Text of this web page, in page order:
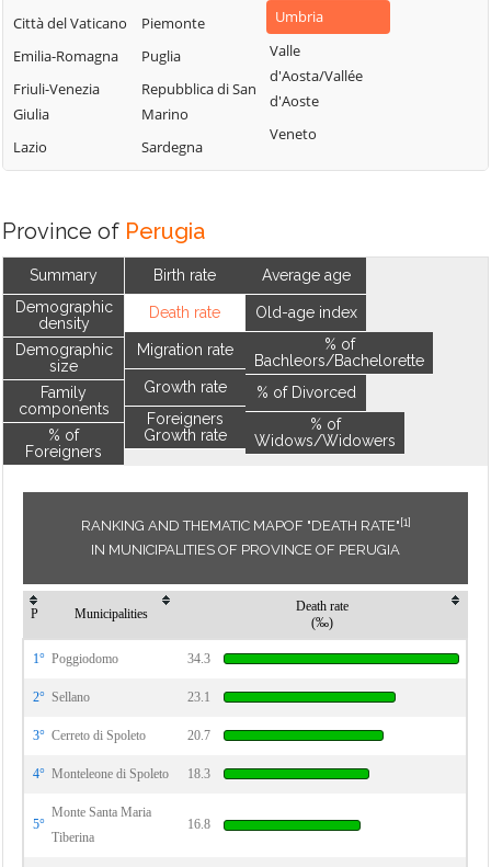
Città del Vaticano
Emilia-Romagna
Friuli-Venezia
Giulia
Lazio
Piemonte
Puglia
Repubblica di San
Marino
Sardegna
Umbria
Valle
d'Aosta/Vallée
d'Aoste
Veneto
Province of Perugia
Summary
Demographic
density
Demographic
size
Family
components
% of
Foreigners
Birth rate
Death rate
Migration rate
Growth rate
Foreigners
Growth rate
Average age
Old-age index
% of
Bachleors/Bachelorette
% of Divorced
% of
Widows/Widowers
RANKING AND THEMATIC MAPOF "DEATH RATE"[1]
IN MUNICIPALITIES OF PROVINCE OF PERUGIA
P Municipalities
Death rate
(‰)
1° Poggiodomo 34.3
2° Sellano 23.1
3° Cerreto di Spoleto 20.7
4° Monteleone di Spoleto 18.3
5°
Monte Santa Maria
Tiberina
16.8